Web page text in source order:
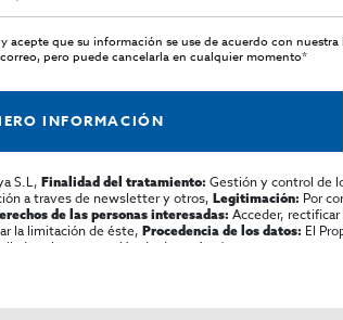
acepte que su información se use de acuerdo con nuestra
pero puede cancelarla en cualquier momento*
INFORMACIÓN
S.L, Finalidad del tratamiento: Gestión y control de
a traves de newsletter y otros, Legitimación: Por
de las personas interesadas: Acceder,
la limitación de éste, Procedencia de los datos: El
sobre protección de datos
Aquí.